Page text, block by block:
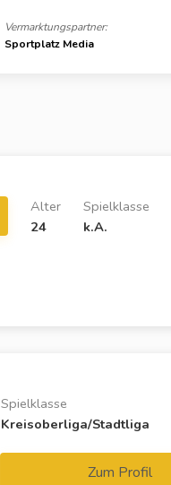
Vermarktungspartner:
Sportplatz Media
Spielklasse
k.A.
Alter
24
Spielklasse
Kreisoberliga/Stadtliga
Zum Profil